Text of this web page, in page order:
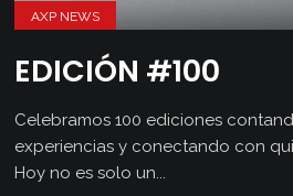
AXP NEWS
EDICIÓN #100
Celebramos 100 ediciones
experiencias y conectando con
Hoy no es solo un...